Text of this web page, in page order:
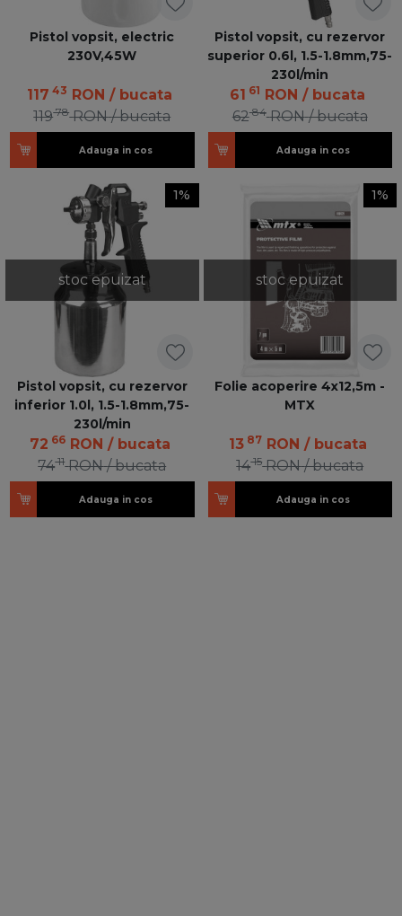
Pistol vopsit, electric
230V,45W
117 43 RON / bucata
11978 RON / bucata
Adauga in cos
Pistol vopsit, cu rezervor
superior 0.6l, 1.5-1.8mm,75-
230l/min
61 61 RON / bucata
6284 RON / bucata
Adauga in cos
stoc epuizat
1%
Pistol vopsit, cu rezervor
inferior 1.0l, 1.5-1.8mm,75-
230l/min
72 66 RON / bucata
7411 RON / bucata
Adauga in cos
stoc epuizat
1%
Folie acoperire 4x12,5m -
MTX
13 87 RON / bucata
1415 RON / bucata
Adauga in cos